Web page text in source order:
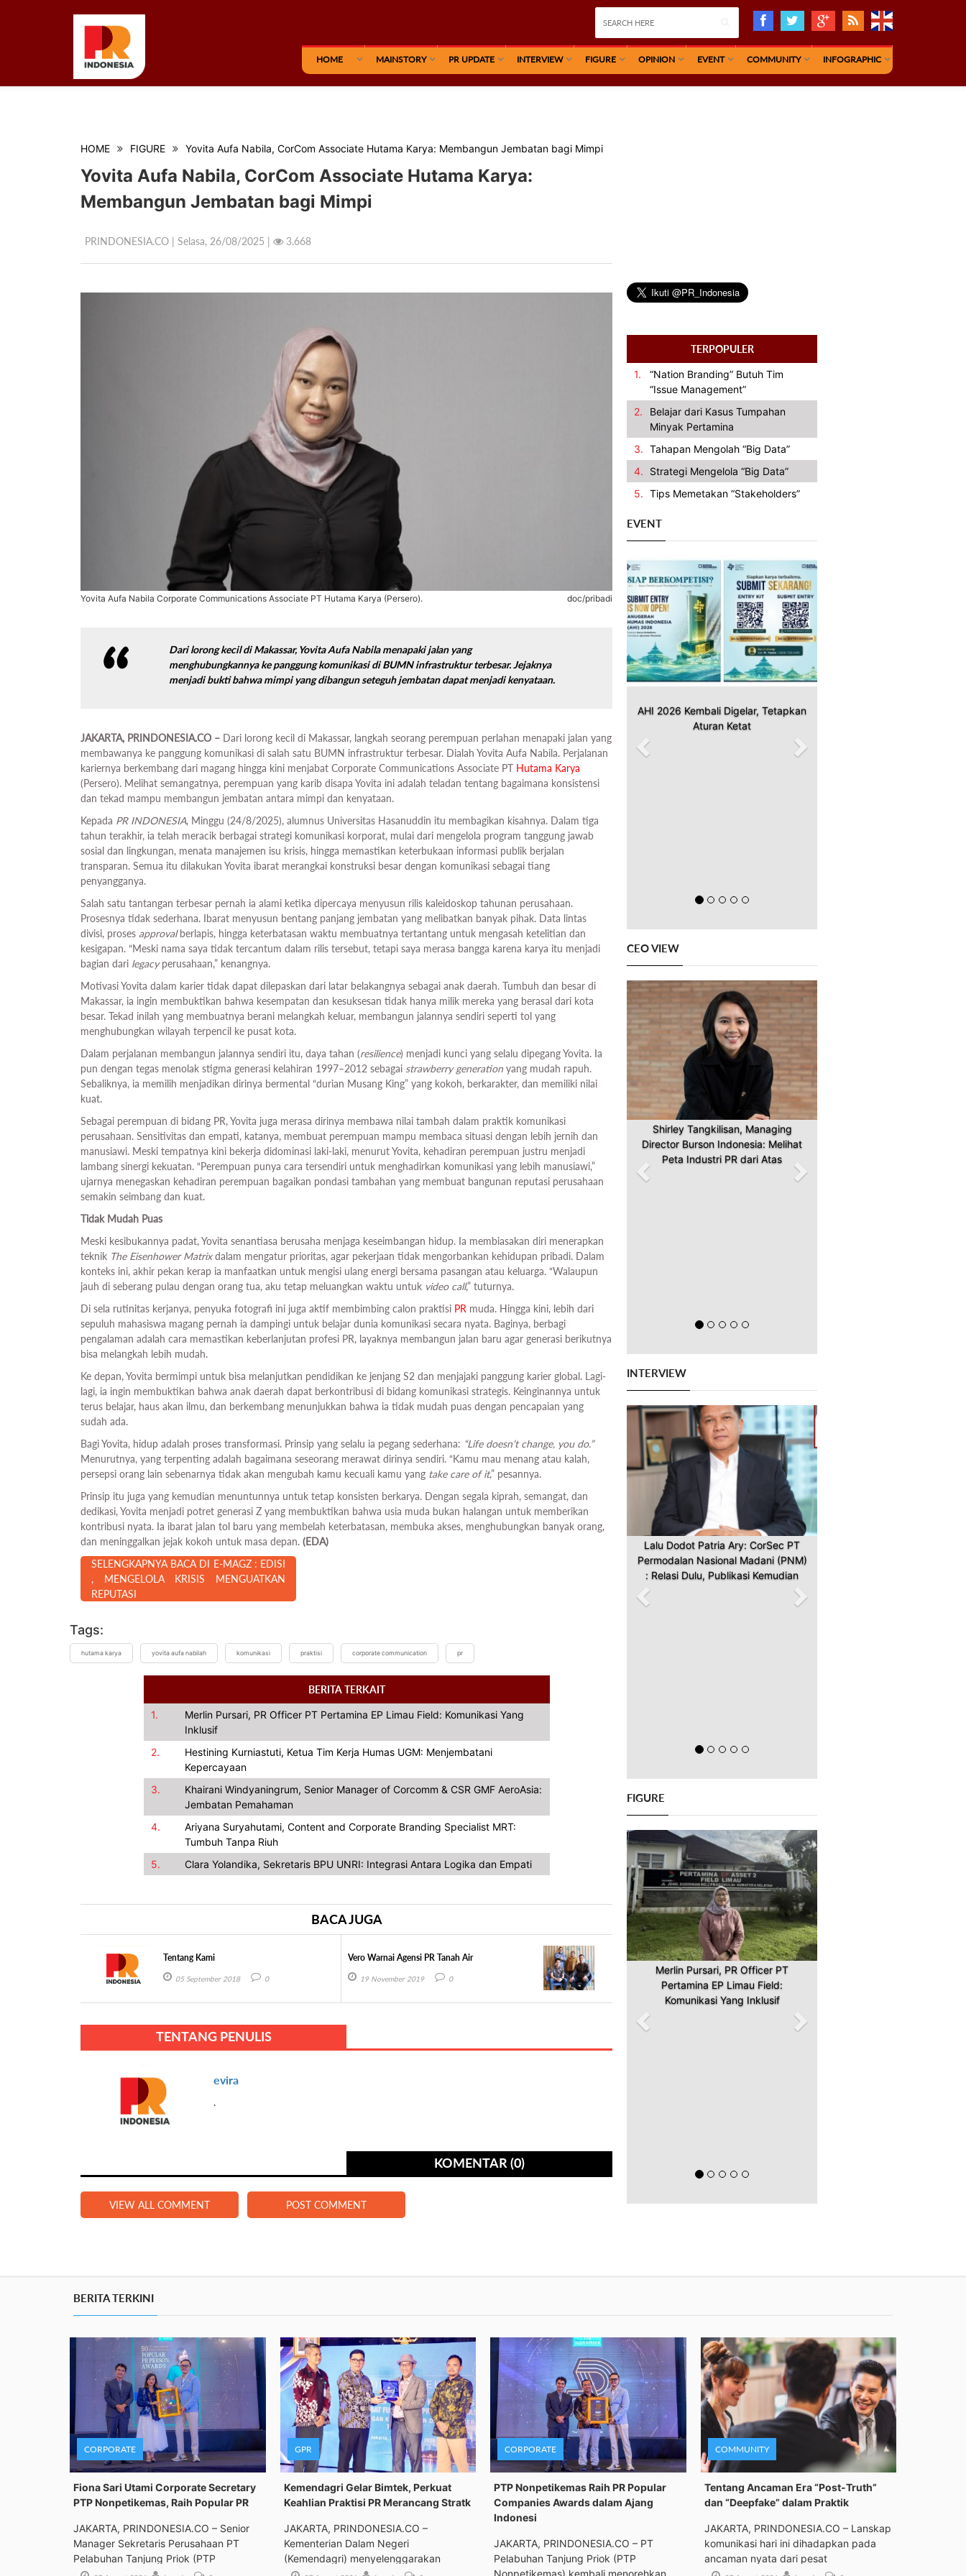
HOME MAINSTORY PR UPDATE INTERVIEW FIGURE OPINION EVENT COMMUNITY INFOGRAPHIC
HOME FIGURE Yovita Aufa Nabila, CorCom Associate Hutama Karya: Membangun Jembatan bagi Mimpi
Yovita Aufa Nabila, CorCom Associate Hutama Karya:
Membangun Jembatan bagi Mimpi
PRINDONESIA.CO | Selasa, 26/08/2025 | 3.668
Yovita Aufa Nabila Corporate Communications Associate PT Hutama Karya (Persero). doc/pribadi
Dari lorong kecil di Makassar, Yovita Aufa Nabila menapaki jalan yang
menghubungkannya ke panggung komunikasi di BUMN infrastruktur terbesar. Jejaknya
menjadi bukti bahwa mimpi yang dibangun seteguh jembatan dapat menjadi kenyataan.
JAKARTA, PRINDONESIA.CO – Dari lorong kecil di Makassar, langkah seorang perempuan perlahan menapaki jalan yang
membawanya ke panggung komunikasi di salah satu BUMN infrastruktur terbesar. Dialah Yovita Aufa Nabila. Perjalanan
kariernya berkembang dari magang hingga kini menjabat Corporate Communications Associate PT Hutama Karya
(Persero). Melihat semangatnya, perempuan yang karib disapa Yovita ini adalah teladan tentang bagaimana konsistensi
dan tekad mampu membangun jembatan antara mimpi dan kenyataan.
Kepada PR INDONESIA, Minggu (24/8/2025), alumnus Universitas Hasanuddin itu membagikan kisahnya. Dalam tiga
tahun terakhir, ia telah meracik berbagai strategi komunikasi korporat, mulai dari mengelola program tanggung jawab
sosial dan lingkungan, menata manajemen isu krisis, hingga memastikan keterbukaan informasi publik berjalan
transparan. Semua itu dilakukan Yovita ibarat merangkai konstruksi besar dengan komunikasi sebagai tiang
penyangganya.
Salah satu tantangan terbesar pernah ia alami ketika dipercaya menyusun rilis kaleidoskop tahunan perusahaan.
Prosesnya tidak sederhana. Ibarat menyusun bentang panjang jembatan yang melibatkan banyak pihak. Data lintas
divisi, proses approvalberlapis, hingga keterbatasan waktu membuatnya tertantang untuk mengasah ketelitian dan
kesigapan. “Meski nama saya tidak tercantum dalam rilis tersebut, tetapi saya merasa bangga karena karya itu menjadi
bagian dari legacyperusahaan,” kenangnya.
Motivasi Yovita dalam karier tidak dapat dilepaskan dari latar belakangnya sebagai anak daerah. Tumbuh dan besar di
Makassar, ia ingin membuktikan bahwa kesempatan dan kesuksesan tidak hanya milik mereka yang berasal dari kota
besar. Tekad inilah yang membuatnya berani melangkah keluar, membangun jalannya sendiri seperti tol yang
menghubungkan wilayah terpencil ke pusat kota.
Dalam perjalanan membangun jalannya sendiri itu, daya tahan (resilience) menjadi kunci yang selalu dipegang Yovita. Ia
pun dengan tegas menolak stigma generasi kelahiran 1997–2012 sebagai strawberry generation yang mudah rapuh.
Sebaliknya, ia memilih menjadikan dirinya bermental “durian Musang King” yang kokoh, berkarakter, dan memiliki nilai
kuat.
Sebagai perempuan di bidang PR, Yovita juga merasa dirinya membawa nilai tambah dalam praktik komunikasi
perusahaan. Sensitivitas dan empati, katanya, membuat perempuan mampu membaca situasi dengan lebih jernih dan
manusiawi. Meski tempatnya kini bekerja didominasi laki-laki, menurut Yovita, kehadiran perempuan justru menjadi
lambang sinergi kekuatan. “Perempuan punya cara tersendiri untuk menghadirkan komunikasi yang lebih manusiawi,”
ujarnya menegaskan kehadiran perempuan bagaikan pondasi tambahan yang membuat bangunan reputasi perusahaan
semakin seimbang dan kuat.
Tidak Mudah Puas
Meski kesibukannya padat, Yovita senantiasa berusaha menjaga keseimbangan hidup. Ia membiasakan diri menerapkan
teknik The Eisenhower Matrixdalam mengatur prioritas, agar pekerjaan tidak mengorbankan kehidupan pribadi. Dalam
konteks ini, akhir pekan kerap ia manfaatkan untuk mengisi ulang energi bersama pasangan atau keluarga. “Walaupun
jauh di seberang pulau dengan orang tua, aku tetap meluangkan waktu untuk video call,” tuturnya.
Di sela rutinitas kerjanya, penyuka fotografi ini juga aktif membimbing calon praktisi PR muda. Hingga kini, lebih dari
sepuluh mahasiswa magang pernah ia dampingi untuk belajar dunia komunikasi secara nyata. Baginya, berbagi
pengalaman adalah cara memastikan keberlanjutan profesi PR, layaknya membangun jalan baru agar generasi berikutnya
bisa melangkah lebih mudah.
Ke depan, Yovita bermimpi untuk bisa melanjutkan pendidikan ke jenjang S2 dan menjajaki panggung karier global. Lagi-
lagi, ia ingin membuktikan bahwa anak daerah dapat berkontribusi di bidang komunikasi strategis. Keinginannya untuk
terus belajar, haus akan ilmu, dan berkembang menunjukkan bahwa ia tidak mudah puas dengan pencapaian yang
sudah ada.
Bagi Yovita, hidup adalah proses transformasi. Prinsip yang selalu ia pegang sederhana: “Life doesn’t change, you do.”
Menurutnya, yang terpenting adalah bagaimana seseorang merawat dirinya sendiri. “Kamu mau menang atau kalah,
persepsi orang lain sebenarnya tidak akan mengubah kamu kecuali kamu yang take care of it,” pesannya.
Prinsip itu juga yang kemudian menuntunnya untuk tetap konsisten berkarya. Dengan segala kiprah, semangat, dan
dedikasi, Yovita menjadi potret generasi Z yang membuktikan bahwa usia muda bukan halangan untuk memberikan
kontribusi nyata. Ia ibarat jalan tol baru yang membelah keterbatasan, membuka akses, menghubungkan banyak orang,
dan meninggalkan jejak kokoh untuk masa depan. (EDA)
SELENGKAPNYA BACA DI E-MAGZ : EDISI
, MENGELOLA KRISIS MENGUATKAN
REPUTASI
Tags:
hutama karya yovita aufa nabilah komunikasi praktisi corporate communication pr
BERITA TERKAIT
1.
Merlin Pursari, PR Officer PT Pertamina EP Limau Field: Komunikasi Yang
Inklusif
2.
Hestining Kurniastuti, Ketua Tim Kerja Humas UGM: Menjembatani
Kepercayaan
3.
Khairani Windyaningrum, Senior Manager of Corcomm & CSR GMF AeroAsia:
Jembatan Pemahaman
4.
Ariyana Suryahutami, Content and Corporate Branding Specialist MRT:
Tumbuh Tanpa Riuh
5.
Clara Yolandika, Sekretaris BPU UNRI: Integrasi Antara Logika dan Empati
BACA JUGA
Tentang Kami
05 September 2018 0
Vero Warnai Agensi PR Tanah Air
19 November 2019 0
TENTANG PENULIS
evira
.
KOMENTAR (0)
VIEW ALL COMMENT POST COMMENT
TERPOPULER
1.
“Nation Branding” Butuh Tim
“Issue Management”
2.
Belajar dari Kasus Tumpahan
Minyak Pertamina
3. Tahapan Mengolah “Big Data”
4.
Strategi Mengelola “Big Data”
5. Tips Memetakan “Stakeholders”
EVENT
AHI 2026 Kembali Digelar, Tetapkan
Aturan Ketat
Previous Next
CEO VIEW
Shirley Tangkilisan, Managing
Director Burson Indonesia: Melihat
Peta Industri PR dari Atas
Previous Next
INTERVIEW
Lalu Dodot Patria Ary: CorSec PT
Permodalan Nasional Madani (PNM)
: Relasi Dulu, Publikasi Kemudian
Previous Next
FIGURE
Merlin Pursari, PR Officer PT
Pertamina EP Limau Field:
Komunikasi Yang Inklusif
Previous Next
BERITA TERKINI
CORPORATE
Fiona Sari Utami Corporate Secretary
PTP Nonpetikemas, Raih Popular PR
JAKARTA, PRINDONESIA.CO – Senior
Manager Sekretaris Perusahaan PT
Pelabuhan Tanjung Priok (PTP
GPR
Kemendagri Gelar Bimtek, Perkuat
Keahlian Praktisi PR Merancang Stratk
JAKARTA, PRINDONESIA.CO –
Kementerian Dalam Negeri
(Kemendagri) menyelenggarakan
CORPORATE
PTP Nonpetikemas Raih PR Popular
Companies Awards dalam Ajang
Indonesi
JAKARTA, PRINDONESIA.CO – PT
Pelabuhan Tanjung Priok (PTP
COMMUNITY
Tentang Ancaman Era “Post-Truth”
dan “Deepfake” dalam Praktik
JAKARTA, PRINDONESIA.CO – Lanskap
komunikasi hari ini dihadapkan pada
ancaman nyata dari pesat